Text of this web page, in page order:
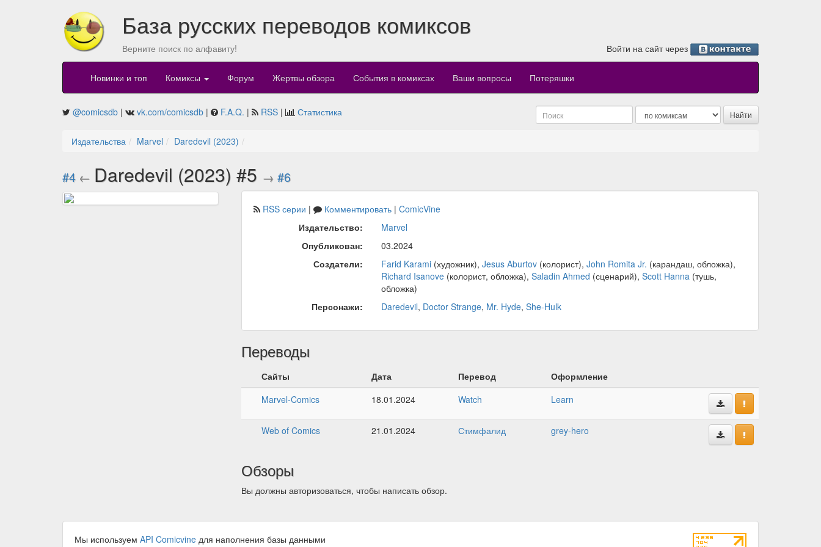
База русских переводов комиксов
Верните поиск по алфавиту! Войти на сайт через
Новинки и топ Комиксы Форум Жертвы обзора События в комиксах Ваши вопросы Потеряшки
@comicsdb | vk.com/comicsdb | F.A.Q. | RSS | Статистика
Издательства Marvel Daredevil (2023)
#4 ← Daredevil (2023) #5 → #6
RSS серии | Комментировать| ComicVine
Издательство:
Marvel
Опубликован:
03.2024
Создатели:
Farid Karami(художник), Jesus Aburtov(колорист), John Romita Jr. (карандаш, обложка),
Richard Isanove(колорист, обложка), Saladin Ahmed (сценарий), Scott Hanna(тушь,
обложка)
Персонажи:
Daredevil, Doctor Strange, Mr. Hyde, She-Hulk
Переводы
Сайты Дата Перевод
Оформление
Marvel-Comics
18.01.2024 Watch Learn
Web of Comics 21.01.2024 Стимфалид grey-hero
Обзоры
Вы должны авторизоваться, чтобы написать обзор.
Мы используем API Comicvine для наполнения базы данными